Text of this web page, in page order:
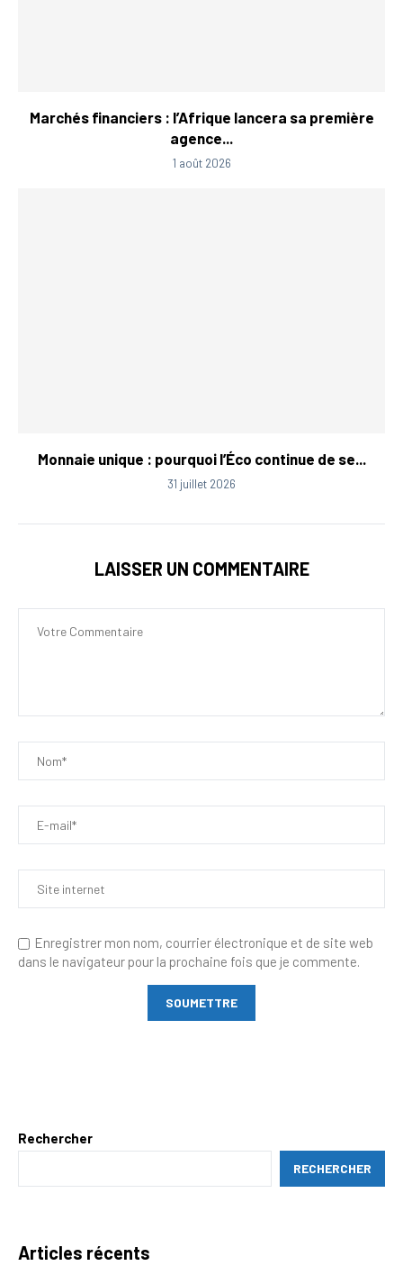
Marchés financiers : l’Afrique lancera sa première
agence...
1 août 2026
Monnaie unique : pourquoi l’Éco continue de se...
31 juillet 2026
LAISSER UN COMMENTAIRE
Enregistrer mon nom, courrier électronique et de site web
dans le navigateur pour la prochaine fois que je commente.
Rechercher
RECHERCHER
Articles récents